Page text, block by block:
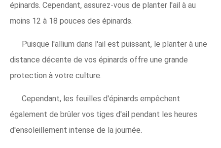
épinards. Cependant, assurez-vous de planter l'ail à au
moins 12 à 18 pouces des épinards.
Puisque l'allium dans l'ail est puissant, le planter à une
distance décente de vos épinards offre une grande
protection à votre culture.
Cependant, les feuilles d'épinards empêchent
également de brûler vos tiges d'ail pendant les heures
d'ensoleillement intense de la journée.